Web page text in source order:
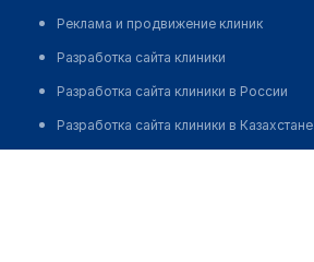
Реклама и продвижение клиник
Разработка сайта клиники
Разработка сайта клиники в России
Разработка сайта клиники в Казахстане